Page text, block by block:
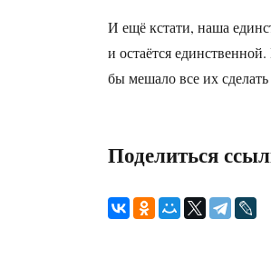
И ещё кстати, наша
и остаётся
бы мешало все их
Поделиться